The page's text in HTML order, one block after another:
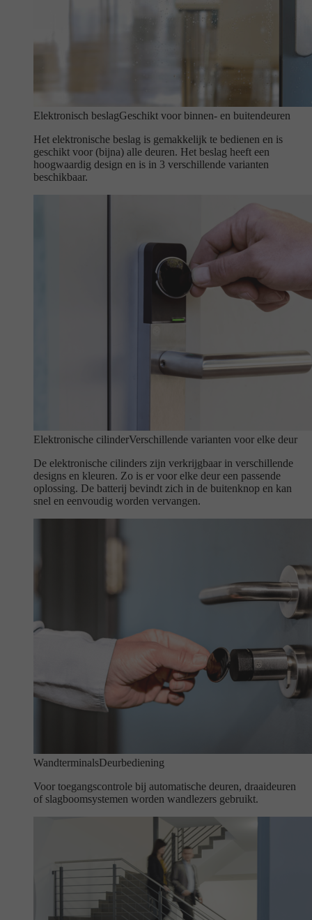
Elektronisch beslagGeschikt voor binnen- en buitendeuren
Het elektronische beslag is gemakkelijk te bedienen en is
geschikt voor (bijna) alle deuren. Het beslag heeft een
hoogwaardig design en is in 3 verschillende varianten
beschikbaar.
Elektronische cilinderVerschillende varianten voor elke deur
De elektronische cilinders zijn verkrijgbaar in verschillende
designs en kleuren. Zo is er voor elke deur een passende
oplossing. De batterij bevindt zich in de buitenknop en kan
snel en eenvoudig worden vervangen.
WandterminalsDeurbediening
Voor toegangscontrole bij automatische deuren, draaideuren
of slagboomsystemen worden wandlezers gebruikt.